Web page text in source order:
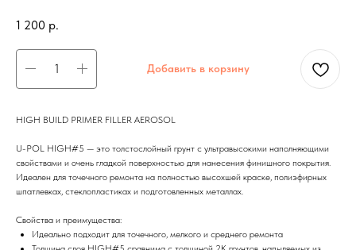
1 200 р.
Добавить в корзину
HIGH BUILD PRIMER FILLER AEROSOL
U-POL HIGH#5 — это толстослойный грунт с ультравысокими наполняющими
свойствами и очень гладкой поверхностью для нанесения финишного покрытия.
Идеален для точечного ремонта на полностью высохшей краске, полиэфирных
шпатлевках, стеклопластиках и подготовленных металлах.
Свойства и преимущества:
Идеально подходит для точечного, мелкого и среднего ремонта